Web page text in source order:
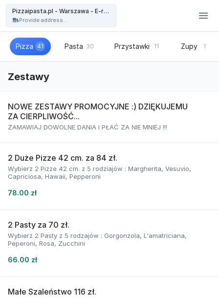
Pizzaipasta.pl - Warszawa - E-restauracja
Provide address...
Pizza 41 Pasta 30 Przystawki 11 Zupy 1
Zestawy
NOWE ZESTAWY PROMOCYJNE :) DZIĘKUJEMU
ZA CIERPLIWOŚĆ...
ZAMAWIAJ DOWOLNE DANIA I PŁAĆ ZA NIE MNIEJ !!!
2 Duże Pizze 42 cm. za 84 zł.
Wybierz 2 Pizze 42 cm. z 5 rodziajów : Margherita, Vesuvio,
Capriciosa, Hawaii, Pepperoni
78.00 zł
2 Pasty za 70 zł.
Wybierz 2 Pasty z 5 rodzajów : Gorgonzola, L'amatriciana,
Peperoni, Rosa, Zucchini
66.00 zł
Małe Szaleństwo 116 zł.